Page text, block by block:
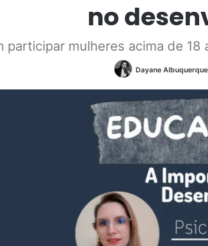
no
participar mulheres acima de
Dayane Albuquerque